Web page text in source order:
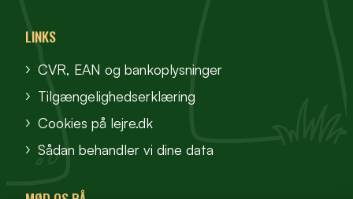
LINKS
CVR, EAN og bankoplysninger
Tilgængelighedserklæring
Cookies på lejre.dk
Sådan behandler vi dine data